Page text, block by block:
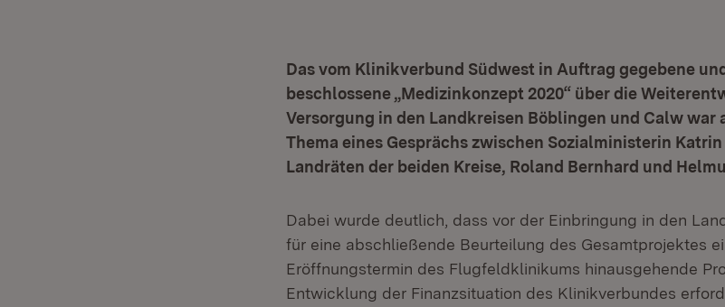
Das vom Klinikverbund Südwest in Auftrag gegebene
beschlossene „Medizinkonzept 2020“ über die
Versorgung in den Landkreisen Böblingen und Calw war
Thema eines Gesprächs zwischen Sozialministerin
Landräten der beiden Kreise, Roland Bernhard und
Dabei wurde deutlich, dass vor der Einbringung in den
für eine abschließende Beurteilung des Gesamtprojektes
Eröffnungstermin des Flugfeldklinikums hinausgehende
Entwicklung der Finanzsituation des Klinikverbundes